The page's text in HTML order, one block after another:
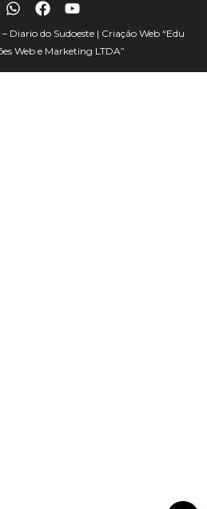
Diario do Sudoeste | Criação Web “Edu
Web e Marketing LTDA”